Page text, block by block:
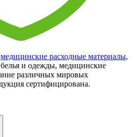
медицинские расходные материалы,
и одежды, медицинские
различных мировых
сертифицирована.